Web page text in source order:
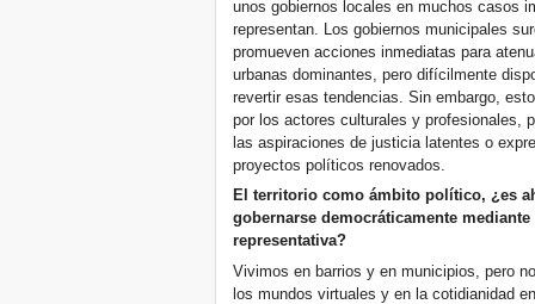
unos gobiernos locales en muchos casos
representan. Los gobiernos municipales
promueven acciones inmediatas para
urbanas dominantes, pero difícilmente
revertir esas tendencias. Sin embargo,
por los actores culturales y profesionales,
las aspiraciones de justicia latentes o
proyectos políticos renovados.
El territorio como ámbito político, ¿es
gobernarse democráticamente
representativa?
Vivimos en barrios y en municipios, pero
los mundos virtuales y en la cotidianidad